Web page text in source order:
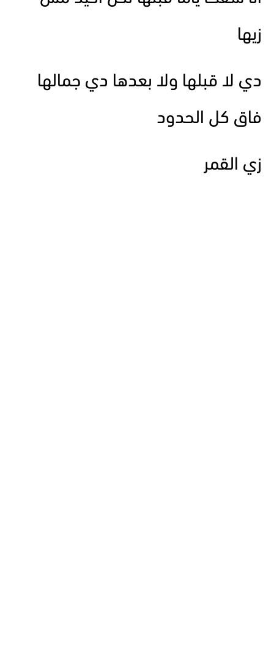
زيها
دي لا قبلها ولا بعدها دي جمالها
فاق كل الحدود
زي القمر